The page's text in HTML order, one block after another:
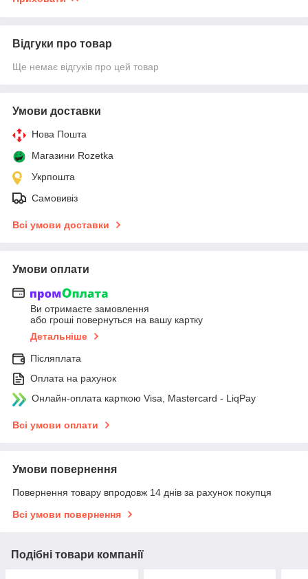
Відгуки про товар
Ще немає відгуків про цей товар
Умови доставки
Нова Пошта
Магазини Rozetka
Укрпошта
Самовивіз
Всі умови доставки
Умови оплати
Ви отримаєте замовлення
або гроші повернуться на вашу картку
Детальніше
Післяплата
Оплата на рахунок
Онлайн-оплата карткою Visa, Mastercard - LiqPay
Всі умови оплати
Умови повернення
Повернення товару впродовж 14 днів за рахунок покупця
Всі умови повернення
Подібні товари компанії